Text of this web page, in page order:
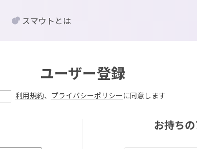
ユーザー登録
利用規約、 プライバシーポリシーに同意します
お持ち
スマウトとは